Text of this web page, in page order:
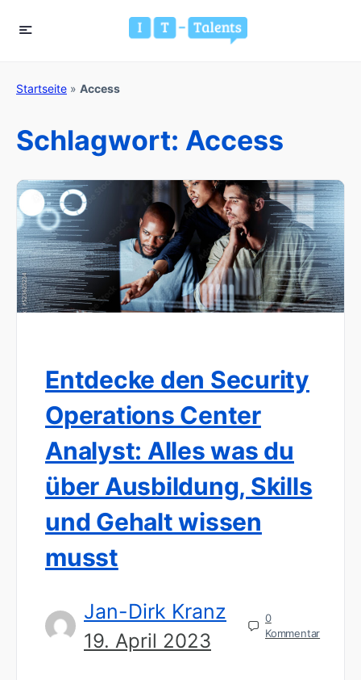
Startseite » Access
Schlagwort: Access
Entdecke den Security
Operations Center
Analyst: Alles was du
über Ausbildung, Skills
und Gehalt wissen
musst
Jan-Dirk Kranz
19. April 2023
0
Kommentar